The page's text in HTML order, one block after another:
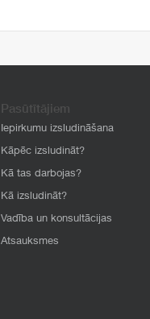
Pasūtītājiem
Iepirkumu izsludināšana
Kāpēc izsludināt?
Kā tas darbojas?
Kā izsludināt?
Vadība un konsultācijas
Atsauksmes